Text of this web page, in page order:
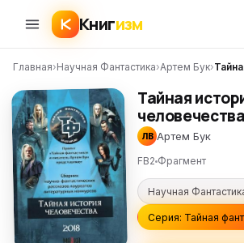
Книгизм
Главная›Научная Фантастика›Артем Бук›
Тайная
человечества
ЛВ Артем Бук
FB2 Фрагмент
Научная
Серия: Тайная